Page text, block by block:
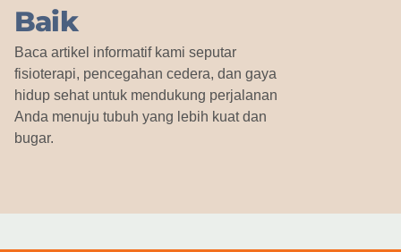
Baik
Baca artikel informatif kami seputar
fisioterapi, pencegahan cedera, dan gaya
hidup sehat untuk mendukung perjalanan
Anda menuju tubuh yang lebih kuat dan
bugar.